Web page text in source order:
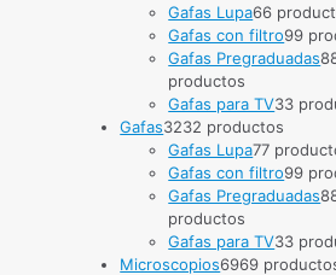
Gafas Lupa66
Gafas con filtro99
Gafas Pregraduadas8
productos
Gafas para TV33
Gafas3232 productos
Gafas Lupa77
Gafas con filtro99
Gafas Pregraduadas8
productos
Gafas para TV33
Microscopios6969